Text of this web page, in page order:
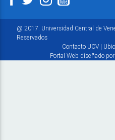
@ 2017. Universidad Central de
Reservados
Contacto UCV|
Portal Web diseñado por